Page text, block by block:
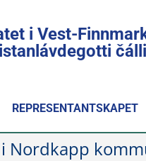
i Vest-
REPRESENTANTSKAPET